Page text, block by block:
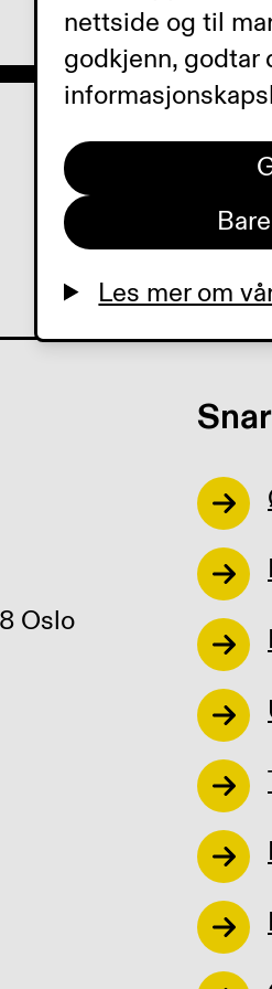
Oslo
nettside og til
godkjenn, godtar
Les mer om